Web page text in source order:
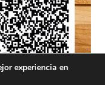
experiencia en